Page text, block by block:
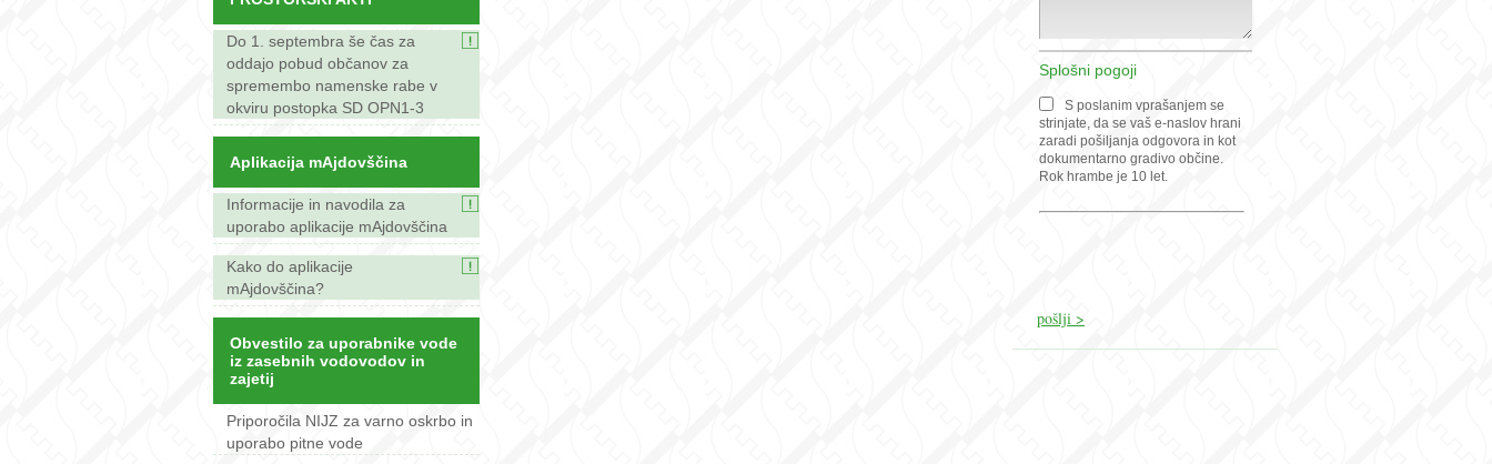
Do 1. septembra še čas za
oddajo pobud občanov za
spremembo namenske rabe v
okviru postopka SD OPN1-3
Aplikacija mAjdovščina
Informacije in navodila za
uporabo aplikacije mAjdovščina
Kako do aplikacije
mAjdovščina?
Obvestilo za uporabnike vode
iz zasebnih vodovodov in
zajetij
Priporočila NIJZ za varno oskrbo in
uporabo pitne vode
Splošni pogoji
S poslanim vprašanjem se
strinjate, da se vaš e-naslov hrani
zaradi pošiljanja odgovora in kot
dokumentarno gradivo občine.
Rok hrambe je 10 let.